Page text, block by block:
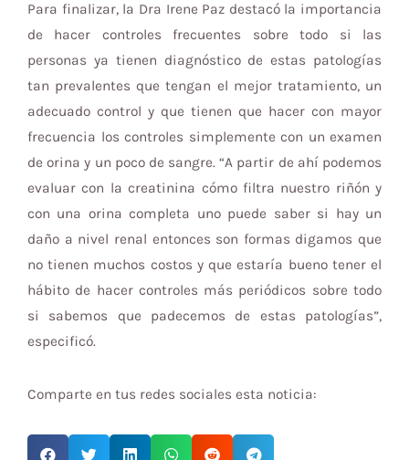
Para finalizar, la Dra Irene Paz destacó la importancia
de hacer controles frecuentes sobre todo si las
personas ya tienen diagnóstico de estas patologías
tan prevalentes que tengan el mejor tratamiento, un
adecuado control y que tienen que hacer con mayor
frecuencia los controles simplemente con un examen
de orina y un poco de sangre. “A partir de ahí podemos
evaluar con la creatinina cómo filtra nuestro riñón y
con una orina completa uno puede saber si hay un
daño a nivel renal entonces son formas digamos que
no tienen muchos costos y que estaría bueno tener el
hábito de hacer controles más periódicos sobre todo
si sabemos que padecemos de estas patologías”,
especificó.
Comparte en tus redes sociales esta noticia: